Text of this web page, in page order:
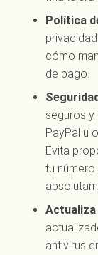
Política
cómo
de pago.
seguros
PayPal u
Evita
tu
antivirus